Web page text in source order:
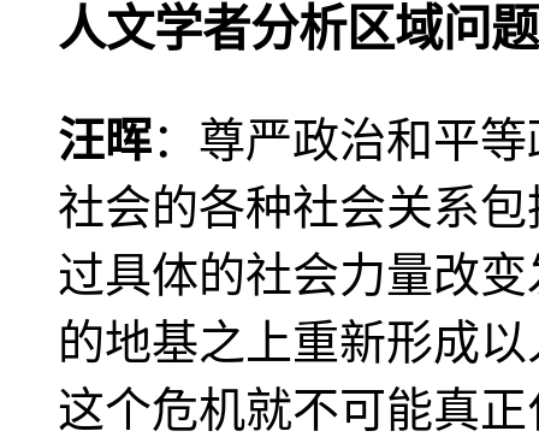
人文学者分析区域问题
汪晖：尊严政治和平
社会的各种社会关系
过具体的社会力量改
的地基之上重新形成
这个危机就不可能真